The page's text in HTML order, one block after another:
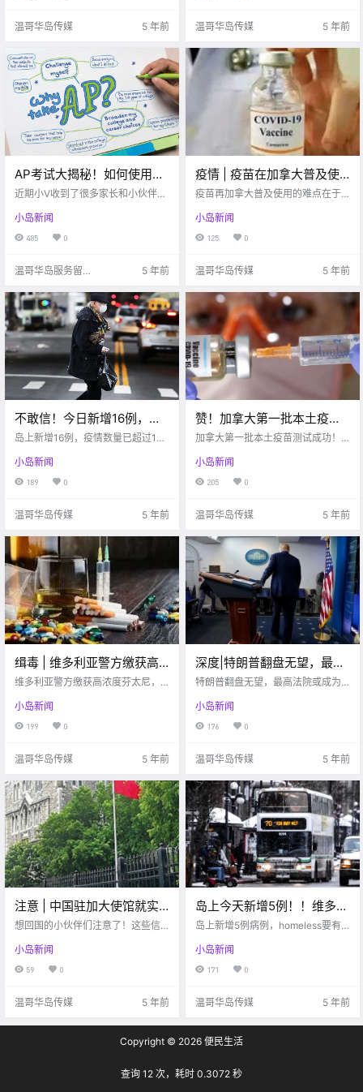
温哥华岛传媒 5 年前 温哥华岛传媒 5 年前
AP考试大揭秘！如何使用AP
学分转换大学学分？
近期小V收到了很多家长和小伙伴们
课程，有什么学科的设置，以及高
分对大学.
小岛新闻
485 0
温哥华岛服务留学
5 年前
疫情 | 疫苗在加拿大普及使
用的难点在于什么？
疫苗再加拿大普及使用的难点在于
小岛新闻
125 0
温哥华岛传媒 5 年前
不敢信！今日新增16例，岛
上11月疫情新增已经超过10
批量车被盗窃…
岛上新增16例，疫情数量已超过10
小岛新闻
189 0
温哥华岛传媒 5 年前
赞！加拿大第一批本土疫苗
测试成功出现抗体反应，将
加拿大第一批本土疫苗测试成功！
小岛新闻
205 0
温哥华岛传媒 5 年前
缉毒 | 维多利亚警方缴获高
浓度芬太尼，毒量可致死“半
维多利亚警方缴获高浓度芬太尼，
小岛新闻
199 0
温哥华岛传媒 5 年前
深度|特朗普翻盘无望，最高
法院或成为压垮他的最后一
特朗普翻盘无望，最高法院或成为
小岛新闻
176 0
温哥华岛传媒 5 年前
注意 | 中国驻加大使馆就实
施双阴性证明登机的常见问
想回国的小伙伴们注意了！这些信
小岛新闻
59 0
温哥华岛传媒 5 年前
岛上今天新增5例！！维多利
亚新政提议给homeless免费
岛上新增5例病例，homeless要有
小岛新闻
171 0
温哥华岛传媒 5 年前
Copyright © 2026 便民生活
查询 12 次，耗时 0.3072 秒